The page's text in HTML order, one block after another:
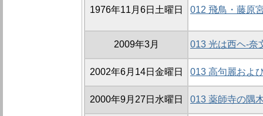
1976年11月6日土曜日 012 飛鳥・藤原
2009年3月 013 光は西ヘ-奈
2002年6月14日金曜日 013 高句麗およ
2000年9月27日水曜日 013 薬師寺の隅